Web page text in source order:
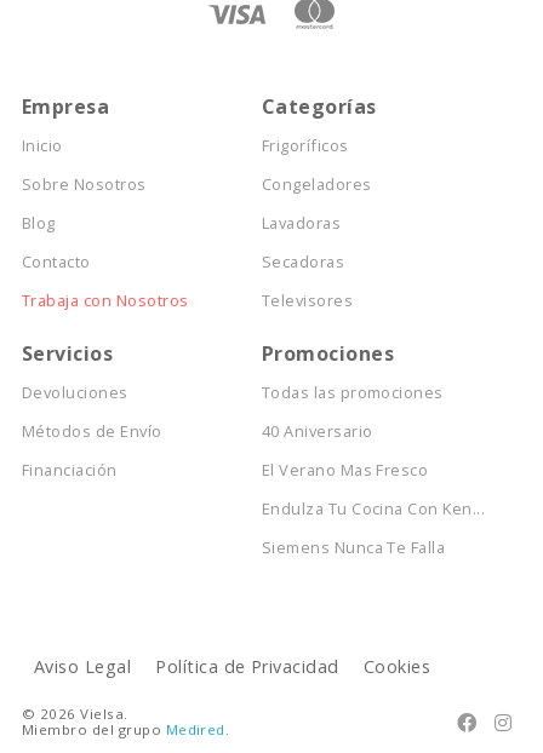
Empresa
Inicio
Sobre Nosotros
Blog
Contacto
Trabaja con Nosotros
Categorías
Frigoríficos
Congeladores
Lavadoras
Secadoras
Televisores
Servicios
Devoluciones
Métodos de Envío
Financiación
Promociones
Todas las promociones
40 Aniversario
El Verano Mas Fresco
Endulza Tu Cocina Con Ken...
Siemens Nunca Te Falla
Aviso Legal Política de Privacidad Cookies
 
© 2026 Vielsa.
Miembro del grupo Medired .